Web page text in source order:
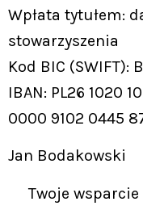
Wpłata tytułem:
stowarzyszenia
Kod BIC (SWIFT):
IBAN: PL26 1020
0000 9102 0445
Jan Bodakowski
Twoje